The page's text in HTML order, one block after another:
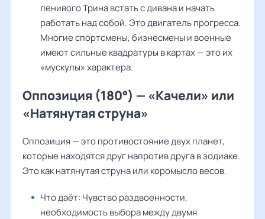
ленивого Трина встать с дивана и начать
работать над собой. Это двигатель прогресса.
Многие спортсмены, бизнесмены и военные
имеют сильные квадратуры в картах — это их
«мускулы» характера.
Оппозиция (180°) — «Качели» или
«Натянутая струна»
Оппозиция — это противостояние двух планет,
которые находятся друг напротив друга в зодиаке.
Это как натянутая струна или коромысло весов.
Что даёт: Чувство раздвоенности,
необходимость выбора между двумя